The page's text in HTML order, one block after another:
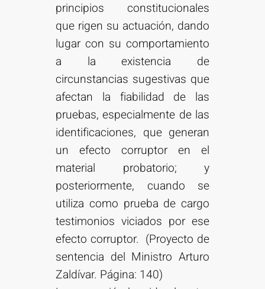
principios constitucionales
que rigen su actuación, dando
lugar con su comportamiento
a la existencia de
circunstancias sugestivas que
afectan la fiabilidad de las
pruebas, especialmente de las
identificaciones, que generan
un efecto corruptor en el
material probatorio; y
posteriormente, cuando se
utiliza como prueba de cargo
testimonios viciados por ese
efecto corruptor. (Proyecto de
sentencia del Ministro Arturo
Zaldívar. Página: 140)